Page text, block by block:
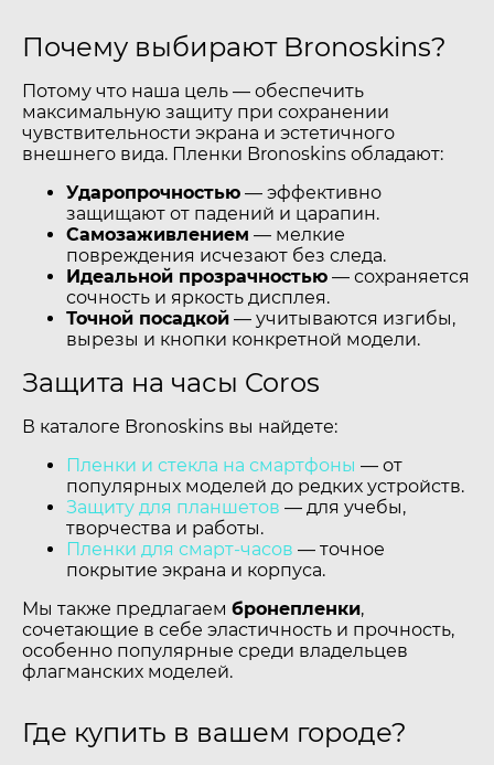
Почему выбирают Bronoskins?
Потому что наша цель — обеспечить
максимальную защиту при сохранении
чувствительности экрана и эстетичного
внешнего вида. Пленки Bronoskins обладают:
Ударопрочностью — эффективно
защищают от падений и царапин.
Самозаживлением — мелкие
повреждения исчезают без следа.
Идеальной прозрачностью — сохраняется
сочность и яркость дисплея.
Точной посадкой — учитываются изгибы,
вырезы и кнопки конкретной модели.
Защита на часы Coros
В каталоге Bronoskins вы найдете:
Пленки и стекла на смартфоны — от
популярных моделей до редких устройств.
Защиту для планшетов — для учебы,
творчества и работы.
Пленки для смарт-часов — точное
покрытие экрана и корпуса.
Мы также предлагаем бронепленки,
сочетающие в себе эластичность и прочность,
особенно популярные среди владельцев
флагманских моделей.
Где купить в вашем городе?